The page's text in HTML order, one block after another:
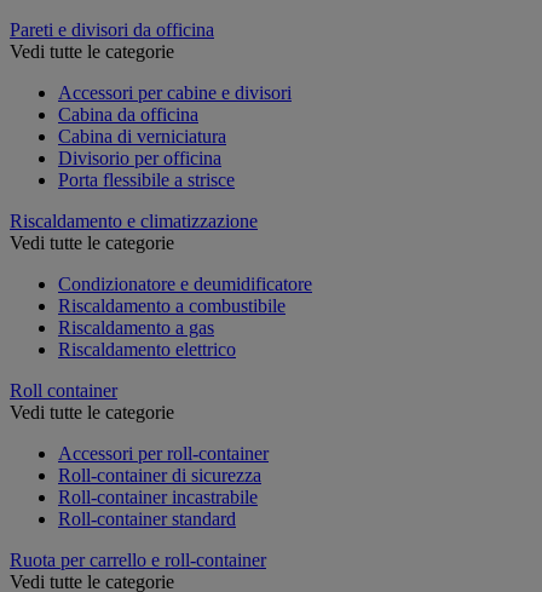
Pareti e divisori da officina
Vedi tutte le categorie
Accessori per cabine e divisori
Cabina da officina
Cabina di verniciatura
Divisorio per officina
Porta flessibile a strisce
Riscaldamento e climatizzazione
Vedi tutte le categorie
Condizionatore e deumidificatore
Riscaldamento a combustibile
Riscaldamento a gas
Riscaldamento elettrico
Roll container
Vedi tutte le categorie
Accessori per roll-container
Roll-container di sicurezza
Roll-container incastrabile
Roll-container standard
Ruota per carrello e roll-container
Vedi tutte le categorie